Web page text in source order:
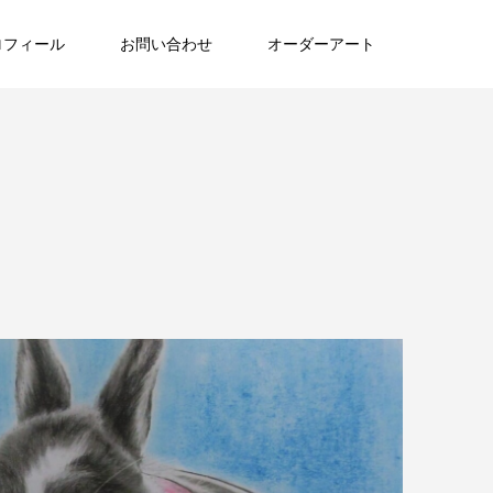
ィール お問い合わせ オーダーアート